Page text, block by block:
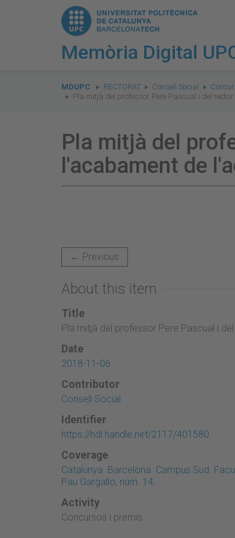
Memòria Digital
are
here:
MDUPC RECTORAT Consell Social
Pla mitjà del professor Pere Pascual i del
Pla mitjà del
l'acabament de
← Previous
About this item
Title
Pla mitjà del professor Pere Pascual i
Date
2018-11-06
Contributor
Consell Social
Identifier
https://hdl.handle.net/2117/401580
Coverage
Catalunya. Barcelona. Campus Sud.
Pau Gargallo, núm. 14.
Activity
Concursos i premis